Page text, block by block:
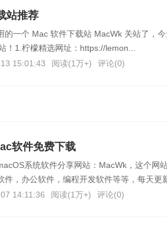
站推荐
的一个 Mac 软件下载站 MacWk 关站了，
！1.柠檬精选网址：https://lemon...
15:01:43 阅读(1万+) 评论(0)
软件免费下载
系统软件分享网站：MacWk，这个网
件，办公软件，编程开发软件等等，每天更
14:11:36 阅读(1万+) 评论(0)